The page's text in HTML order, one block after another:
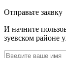
Отправьте заявку
И начните
зуевском районе